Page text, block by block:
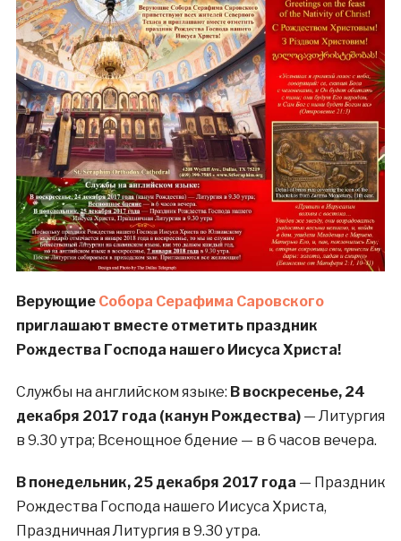
Верующие Собора Серафима Саровского
приглашают вместе отметить праздник
Рождества Господа нашего Иисуса Христа!
Службы на английском языке: В воскресенье, 24
декабря 2017 года (канун Рождества)— Литургия
в 9.30 утра; Всенощное бдение — в 6 часов вечера.
В понедельник, 25 декабря 2017 года — Праздник
Рождества Господа нашего Иисуса Христа,
Праздничная Литургия в 9.30 утра.